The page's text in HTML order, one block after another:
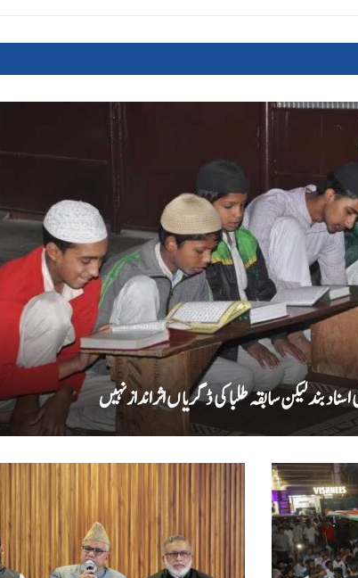
بند لیکن سابقہ طلبا کی ڈگریا ں اثرانداز نہیں